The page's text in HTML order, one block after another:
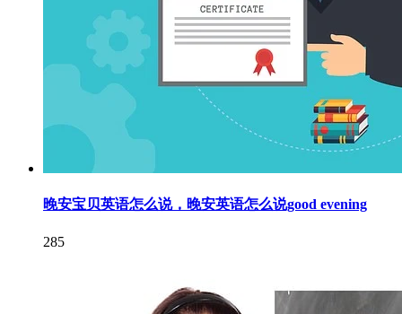
晚安宝贝英语怎么说，晚安英语怎么说good evening
285